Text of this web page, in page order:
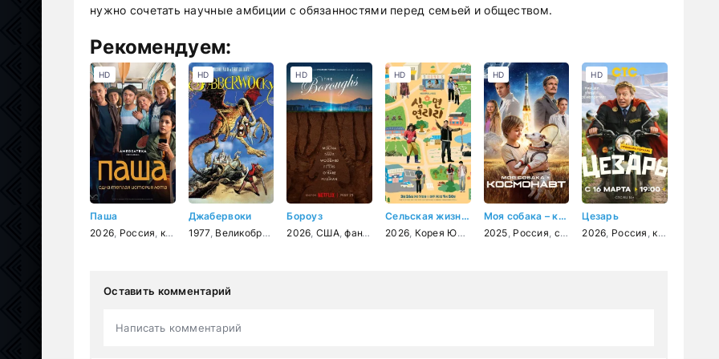
нужно сочетать научные амбиции с обязанностями перед семьей и обществом.
Рекомендуем:
Паша
2026 Россия комедия ,драма
HD
Джабервоки
1977, Великобритания ,фэнтези ,комедия,приключения
HD
Бороуз
2026 США,фантастика ,фэнтези ,драма ,детектив,приключения
HD
Сельская жизнь в Ëннири
2026 Корея Южная ,комедия
HD
Моя собака – космонавт
2025 Россия семейный , приключения
HD
Цезарь
2026 Россия комедия
HD
Оставить комментарий
Написать комментарий